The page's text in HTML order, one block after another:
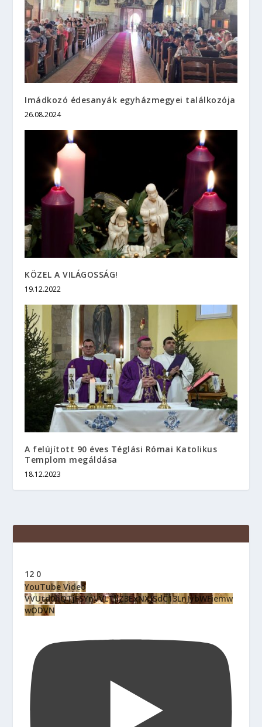
Imádkozó édesanyák egyházmegyei találkozója
26.08.2024
KÖZEL A VILÁGOSSÁG!
19.12.2022
A felújított 90 éves Téglási Római Katolikus
Templom megáldása
18.12.2023
12 0
YouTube Video
VVUtd0hQTjFSYnVVLTllZ3ExNXJSdC13LnJybWFiemw
wODVN